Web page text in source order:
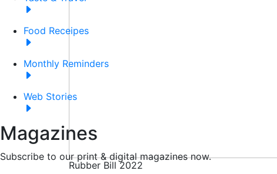
Food Receipes
Monthly Reminders
Web Stories
Magazines
Subscribe to our print & digital magazines now.
Rubber Bill 2022